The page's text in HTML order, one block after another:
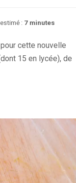
: 7 minutes
cette nouvelle
15 en lycée), de